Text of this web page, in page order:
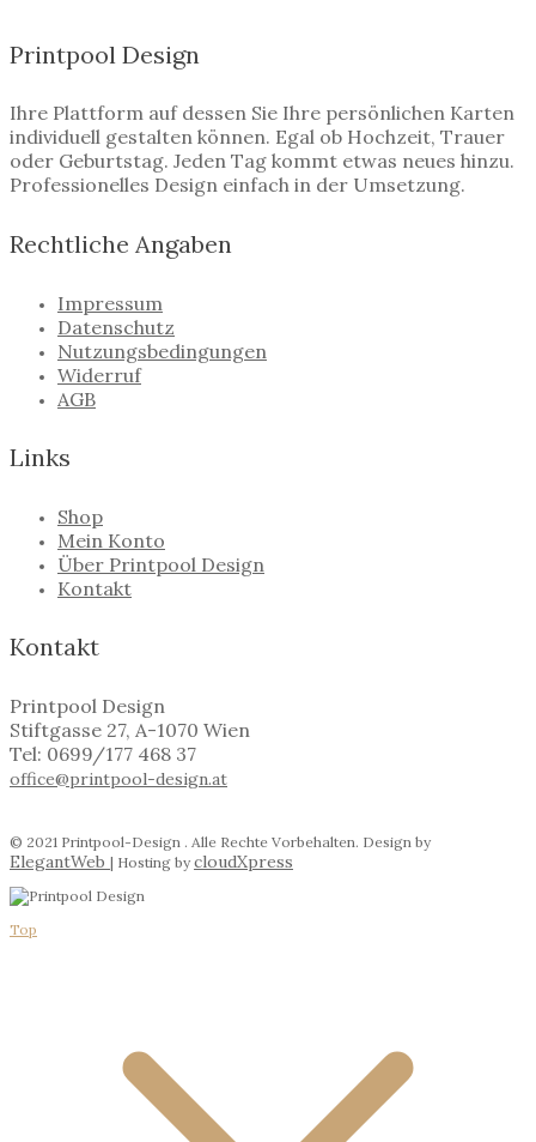
Printpool Design
Ihre Plattform auf dessen Sie Ihre persönlichen Karten
individuell gestalten können. Egal ob Hochzeit, Trauer
oder Geburtstag. Jeden Tag kommt etwas neues hinzu.
Professionelles Design einfach in der Umsetzung.
Rechtliche Angaben
Impressum
Datenschutz
Nutzungsbedingungen
Widerruf
AGB
Links
Shop
Mein Konto
Über Printpool Design
Kontakt
Kontakt
Printpool Design
Stiftgasse 27, A-1070 Wien
Tel: 0699/177 468 37
office@printpool-design.at
© 2021 Printpool-Design . Alle Rechte Vorbehalten. Design by
ElegantWeb | Hosting by cloudXpress
Top